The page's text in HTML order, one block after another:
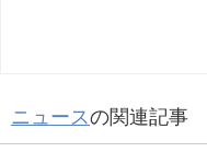
ニュース の関連記事